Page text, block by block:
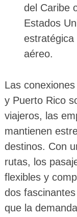
del Caribe
Estados
estratégica
aéreo.
Las
y Puerto Rico
viajeros, las
mantienen
destinos. Con
rutas, los
flexibles y
dos
que la